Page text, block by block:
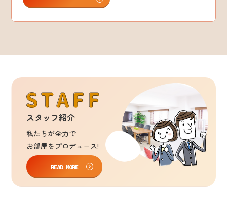
スタッフ紹介
私たち が全力で
お部屋をプロデュース!
READ MORE